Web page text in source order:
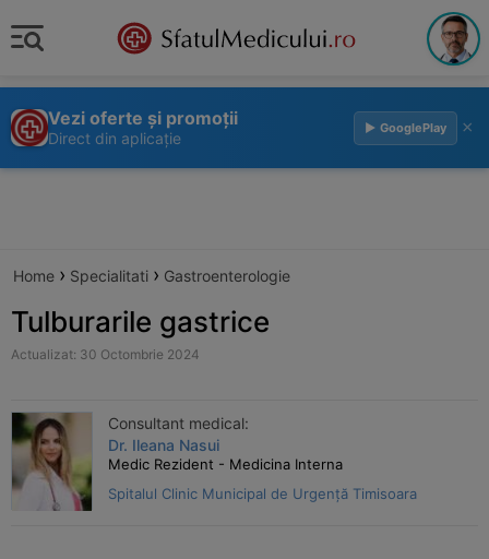
Vezi oferte și promoții
Direct din aplicație
▶ GooglePlay ×
Home › Specialitati › Gastroenterologie
Tulburarile gastrice
Actualizat: 30 Octombrie 2024
Consultant medical:
Dr. Ileana Nasui
Medic Rezident - Medicina Interna
Spitalul Clinic Municipal de Urgență Timisoara